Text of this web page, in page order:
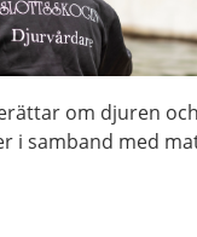
om djuren
i samband med